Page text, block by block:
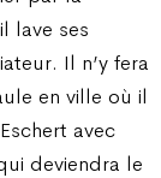
lave ses
Il n’y fera
en ville où il
avec
deviendra le